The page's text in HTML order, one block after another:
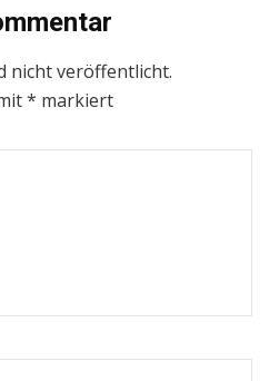
nicht veröffentlicht.
* markiert